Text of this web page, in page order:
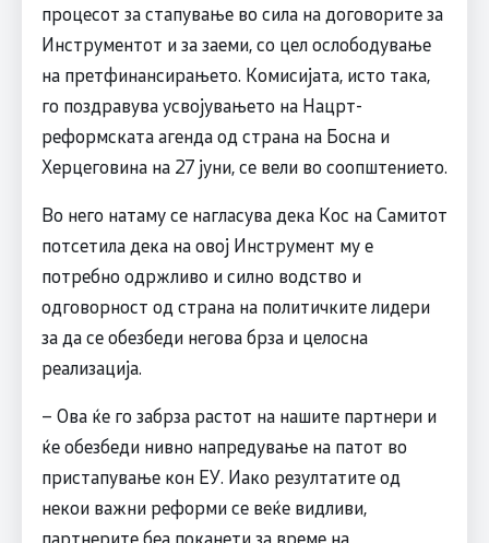
процесот за стапување во сила на договорите за
Инструментот и за заеми, со цел ослободување
на претфинансирањето. Комисијата, исто така,
го поздравува усвојувањето на Нацрт-
реформската агенда од страна на Босна и
Херцеговина на 27 јуни, се вели во соопштението.
Во него натаму се нагласува дека Кос на Самитот
потсетила дека на овој Инструмент му е
потребно одржливо и силно водство и
одговорност од страна на политичките лидери
за да се обезбеди негова брза и целосна
реализација.
– Ова ќе го забрза растот на нашите партнери и
ќе обезбеди нивно напредување на патот во
пристапување кон ЕУ. Иако резултатите од
некои важни реформи се веќе видливи,
партнерите беа поканети за време на